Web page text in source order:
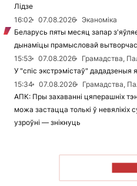
Лідзе
16:02
07.08.2026
Эканоміка
Беларусь пяты месяц запар
дынаміцы прамысловай
15:53
07.08.2026
Грамадства,
У "спіс экстрэмістаў" дададзеныя
15:34
07.08.2026
Грамадства,
АПК: Пры захаванні цяперашніх
можа застацца толькі ў
узроўні — знікнуць